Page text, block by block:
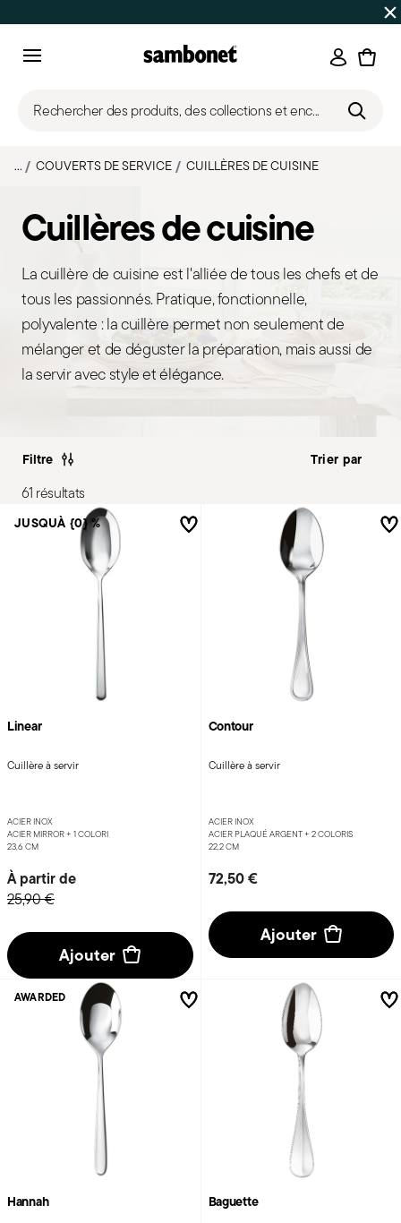
Jusqu'à -50% | Commandes du 7 au 16
Rechercher des produits, des collections et enc...
... COUVERTS DE SERVICE CUILLÈRES DE CUISINE
Cuillères de cuisine
La cuillère de cuisine est l'alliée de tous les chefs et de
tous les passionnés. Pratique, fonctionnelle,
polyvalente : la cuillère permet non seulement de
mélanger et de déguster la préparation, mais aussi de
la servir avec style et élégance.
Filtre
61 résultats
Linear
Cuillère à servir
ACIER INOX
ACIER MIRROR + 1 COLORI
23,6 CM
À partir de
25,90 €
Ajouter
JUSQUÀ {0} %
Contour
Cuillère à servir
ACIER INOX
ACIER PLAQUÉ ARGENT + 2 COLORIS
22,2 CM
72,50 €
Ajouter
Hannah
AWARDED
Baguette